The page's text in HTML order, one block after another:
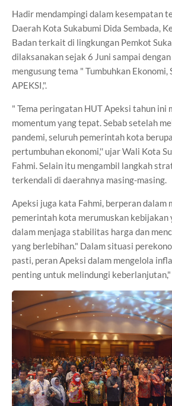
Hadir mendampingi dalam kesempatan
Daerah Kota Sukabumi Dida Sembada,
Badan terkait di lingkungan Pemkot
dilaksanakan sejak 6 Juni sampai
mengusung tema " Tumbuhkan
APEKSI,".
" Tema peringatan HUT Apeksi tahun ini
momentum yang tepat. Sebab setelah
pandemi, seluruh pemerintah kota
pertumbuhan ekonomi,'' ujar Wali Kota
Fahmi. Selain itu mengambil langkah
terkendali di daerahnya masing-masing.
Apeksi juga kata Fahmi, berperan dalam
pemerintah kota merumuskan kebijakan
dalam menjaga stabilitas harga dan
yang berlebihan." Dalam situasi
pasti, peran Apeksi dalam mengelola
penting untuk melindungi